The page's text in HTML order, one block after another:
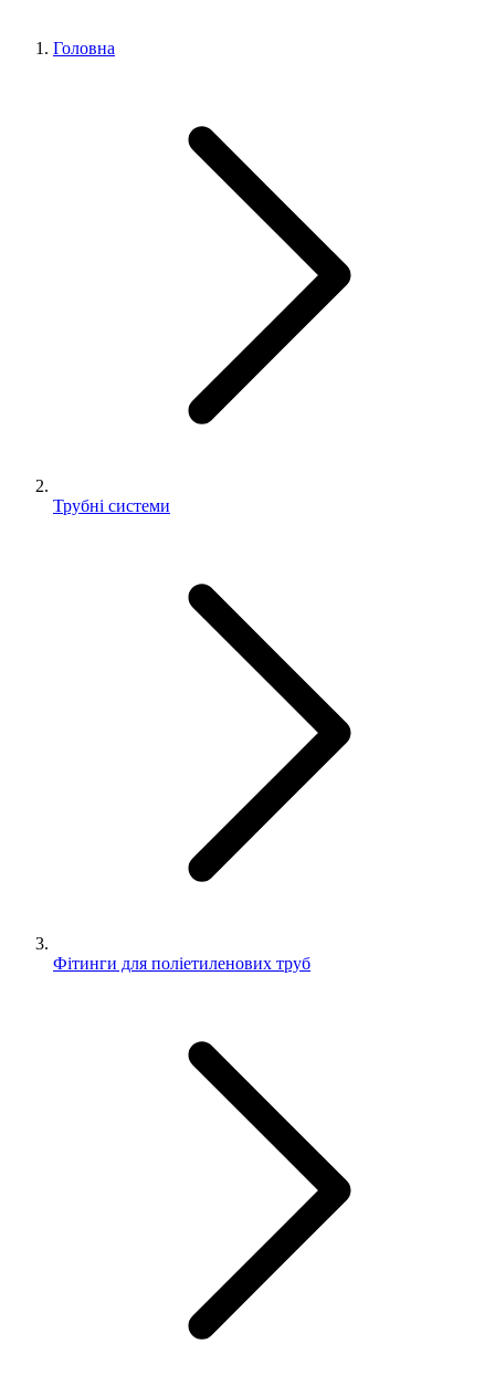
Головна
Трубні системи
Фітинги для поліетиленових труб